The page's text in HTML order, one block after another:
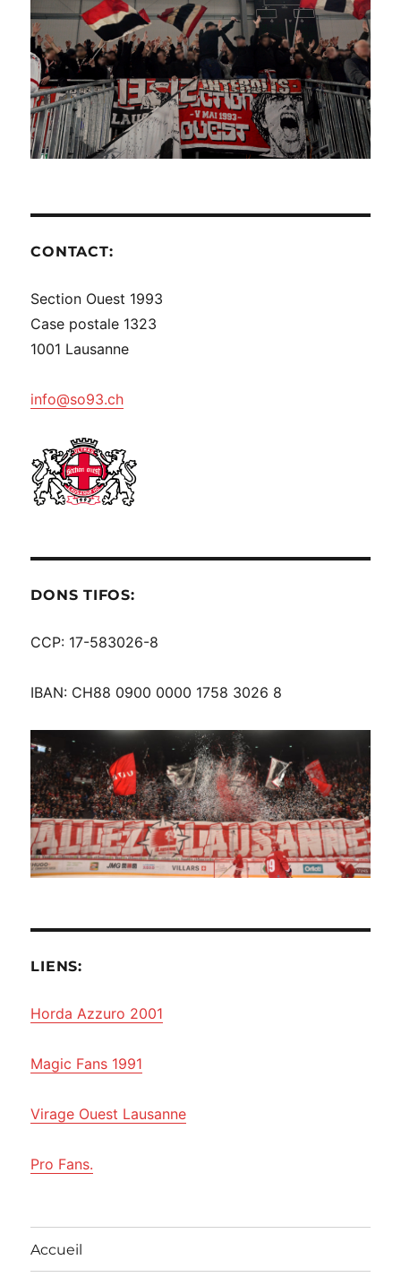
CONTACT:
Section Ouest 1993
Case postale 1323
1001 Lausanne
info@so93.ch
DONS TIFOS:
CCP: 17-583026-8
IBAN: CH88 0900 0000 1758 3026 8
LIENS:
Horda Azzuro 2001
Magic Fans 1991
Virage Ouest Lausanne
Pro Fans.
Accueil